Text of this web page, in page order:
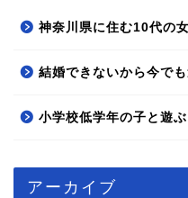
神奈川県に住む10代の
結婚できないから今で
小学校低学年の子と遊
アーカイブ